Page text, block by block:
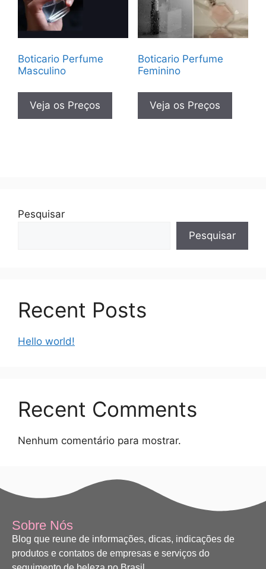
Boticario Perfume
Masculino
Veja os Preços
Boticario Perfume
Feminino
Veja os Preços
Pesquisar
Pesquisar
Recent Posts
Hello world!
Recent Comments
Nenhum comentário para mostrar.
Sobre Nós
Blog que reune de informações, dicas, indicações de
produtos e contatos de empresas e serviços do